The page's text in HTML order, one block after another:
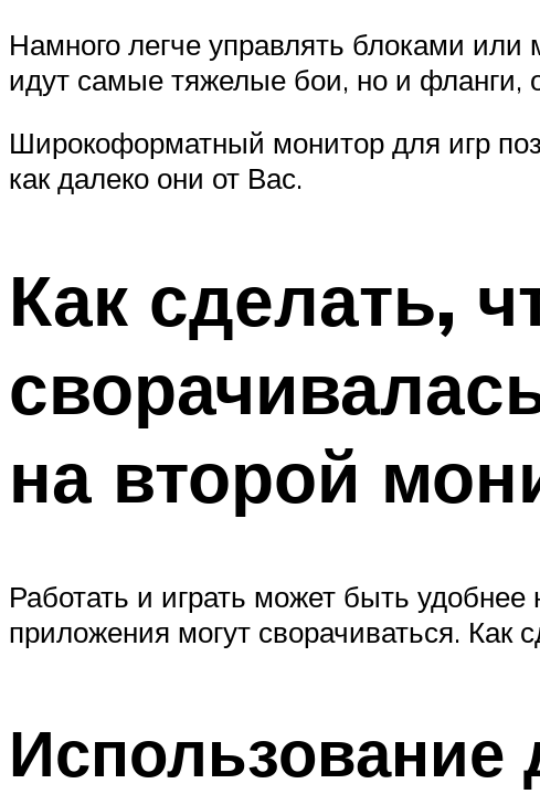
Намного легче управлять блоками или
идут самые тяжелые бои, но и фланги,
Широкоформатный монитор для игр
как далеко они от Вас.
Как сделать,
на второй
Работать и играть может быть
приложения могут сворачиваться. Как
Использование